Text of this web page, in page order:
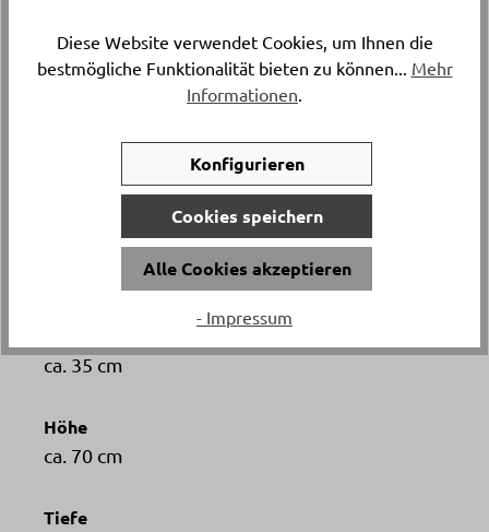
Katalogpreis
Versand & Lieferung
Postversand
ca. 35 cm
Höhe
ca. 70 cm
Tiefe
Diese Website verwendet Cookies, um Ihnen die
bestmögliche Funktionalität bieten zu können... Mehr
Informationen.
Konfigurieren
Cookies speichern
Alle Cookies akzeptieren
- Impressum